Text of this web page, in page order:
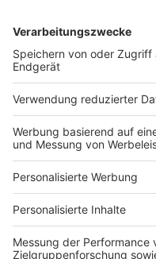
Mehr zu
Holzhaus
getrost
Wandaufbau